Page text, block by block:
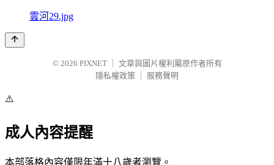
雲河29.jpg
© 2026 PIXNET
文章與圖片權利屬原作者所有
隱私權政策
服務聲明
⚠️
成人內容提醒
本部落格內容僅限年滿十八歲者瀏覽。